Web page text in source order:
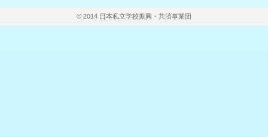
© 2014 日本私立学校振興・共済事業団